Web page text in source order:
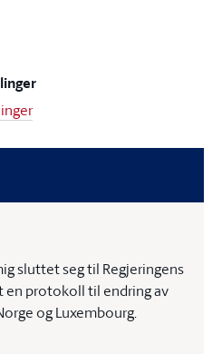
sluttet seg til Regjeringens
en protokoll til endring av
og Luxembourg.